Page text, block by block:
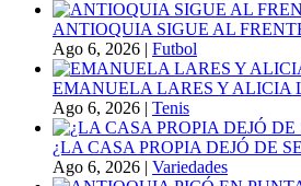
ANTIOQUIA SIGUE AL
Ago 6, 2026 | Futbol
EMANUELA LARES Y ALICIA
Ago 6, 2026 | Tenis
¿LA CASA PROPIA DEJÓ DE
Ago 6, 2026 | Variedades